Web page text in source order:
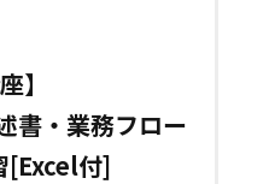
】
書・業務フロー
[Excel付]